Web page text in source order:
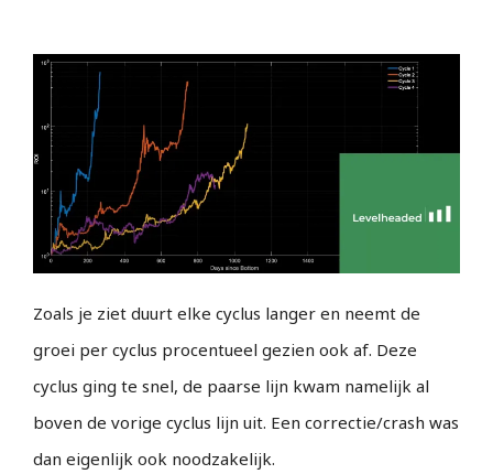
Zoals je ziet duurt elke cyclus langer en neemt de
groei per cyclus procentueel gezien ook af. Deze
cyclus ging te snel, de paarse lijn kwam namelijk al
boven de vorige cyclus lijn uit. Een correctie/crash was
dan eigenlijk ook noodzakelijk.